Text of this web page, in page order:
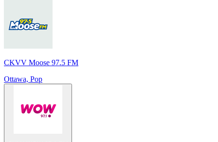
CKVV Moose 97.5 FM
Ottawa, Pop